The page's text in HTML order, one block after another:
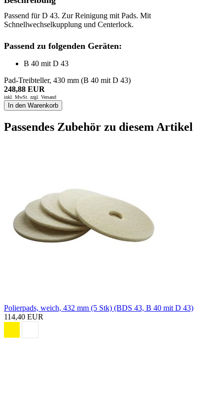
Passend für D 43. Zur Reinigung mit Pads. Mit
Schnellwechselkupplung und Centerlock.
Passend zu folgenden Geräten:
B 40 mit D 43
Pad-Treibteller, 430 mm (B 40 mit D 43)
248,88 EUR
inkl. MwSt. zzgl. Versand
In den Warenkorb
Passendes Zubehör zu diesem Artikel
Polierpads, weich, 432 mm (5 Stk) (BDS 43, B 40 mit D 43)
114,40 EUR